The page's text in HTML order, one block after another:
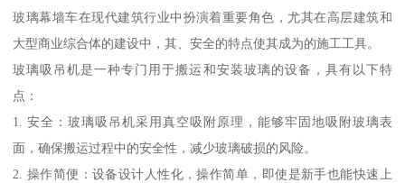
玻璃幕墙车在现代建筑行业中扮演着重要角色，尤其在高层建筑和
大型商业综合体的建设中，其、安全的特点使其成为的施工工具。
玻璃吸吊机是一种专门用于搬运和安装玻璃的设备，具有以下特
点：
1. 安全：玻璃吸吊机采用真空吸附原理，能够牢固地吸附玻璃表
面，确保搬运过程中的安全性，减少玻璃破损的风险。
2. 操作简便：设备设计人性化，操作简单，即使是新手也能快速上